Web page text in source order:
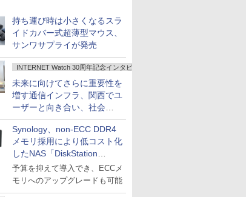
持ち運び時は小さくなるスラ
イドカバー式超薄型マウス、
サンワサプライが発売
INTERNET Watch 30周年記念インタビュー
未来に向けてさらに重要性を
増す通信インフラ、関西でユ
ーザーと向き合い、社会
の“あたらしい”を起動し続け
る～オプテージ
Synology、non-ECC DDR4
メモリ採用により低コスト化
したNAS「DiskStation
neo+」シリーズ
予算を抑えて導入でき、ECCメ
モリへのアップグレードも可能